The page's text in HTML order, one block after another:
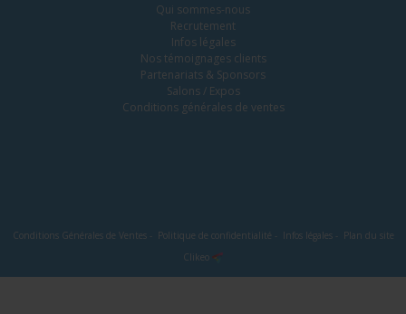
Qui sommes-nous
Recrutement
Infos légales
Nos témoignages clients
Partenariats & Sponsors
Salons / Expos
Conditions générales de ventes
Conditions Générales de Ventes- Politique de confidentialité - Infos légales- Plan du site
Clikeo